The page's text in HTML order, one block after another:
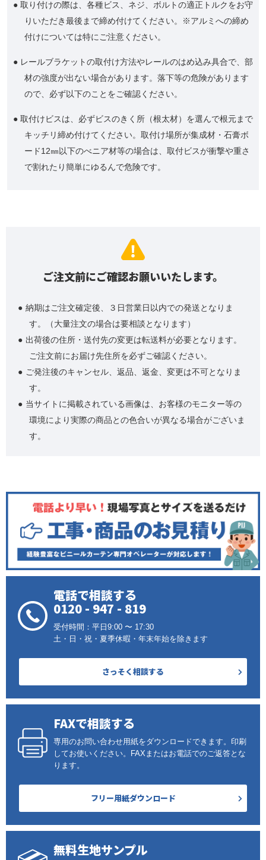
● 取り付けの際は、各種ビス、ネジ、ボルトの適正トルクをお守
りいただき最後まで締め付けてください。※アルミへの締め
付けについては特にご注意ください。
● レールブラケットの取付け方法やレールのはめ込み具合で、部
材の強度が出ない場合があります。落下等の危険があります
ので、必ず以下のことをご確認ください。
● 取付けビスは、必ずビスのきく所（根太材）を選んで根元まで
キッチリ締め付けてください。取付け場所が集成材・石膏ボ
ード12㎜以下のべニア材等の場合は、取付ビスが衝撃や重さ
で割れたり簡単にゆるんで危険です。
ご注文前にご確認お願いいたします。
納期はご注文確定後、３日営業日以内での発送となりま
す。（大量注文の場合は要相談となります）
出荷後の住所・送付先の変更は転送料が必要となります。
ご注文前にお届け先住所を必ずご確認ください。
ご発注後のキャンセル、返品、返金、変更は不可となりま
す。
当サイトに掲載されている画像は、お客様のモニター等の
環境により実際の商品との色合いが異なる場合がございま
す。
電話で相談する
0120 - 947 - 819
受付時間：平日9:00 〜 17:30
土・日・祝・夏季休暇・年末年始を除きます
さっそく相談する
FAXで相談する
専用のお問い合わせ用紙をダウンロードできます。印刷
してお使いください。FAXまたはお電話でのご返答とな
ります。
フリー用紙ダウンロード
無料生地サンプル